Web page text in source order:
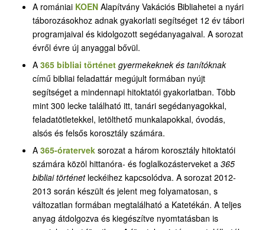
A romániai KOEN Alapítvány Vakációs Bibliahetei a nyári
táborozásokhoz adnak gyakorlati segítséget 12 év tábori
programjaival és kidolgozott segédanyagaival. A sorozat
évről évre új anyaggal bővül.
A 365 bibliai történetgyermekeknek és tanítóknak
című bibliai feladattár megújult formában nyújt
segítséget a mindennapi hitoktatói gyakorlatban. Több
mint 300 lecke található itt, tanári segédanyagokkal,
feladatötletekkel, letölthető munkalapokkal, óvodás,
alsós és felsős korosztály számára.
A 365-óraterveksorozat a három korosztály hitoktatói
számára közöl hittanóra- és foglalkozásterveket a 365
bibliai történetleckéihez kapcsolódva. A sorozat 2012-
2013 során készült és jelent meg folyamatosan, s
változatlan formában megtalálható a Katetékán. A teljes
anyag átdolgozva és kiegészítve nyomtatásban is